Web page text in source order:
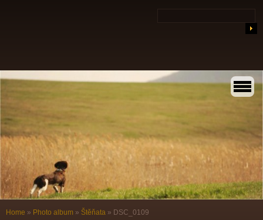
Home » Photo album » Štěňata » DSC_0109